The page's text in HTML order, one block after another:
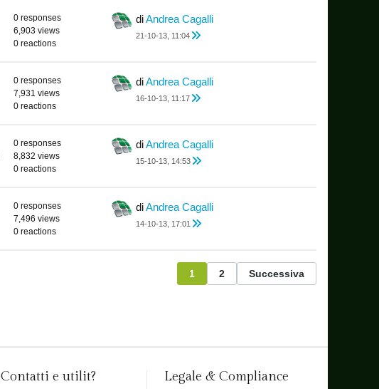
0 responses
6,903 views
0 reactions
diAndrea Cagalli
21-10-13, 11:04
0 responses
7,931 views
0 reactions
diAndrea Cagalli
16-10-13, 11:17
0 responses
8,832 views
0 reactions
diAndrea Cagalli
15-10-13, 14:53
0 responses
7,496 views
0 reactions
diAndrea Cagalli
14-10-13, 17:01
1 2 Successiva
Contatti e utilit? Legale & Compliance